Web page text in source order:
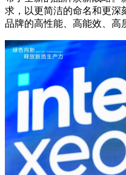
求，以更简洁的命名和更深
品牌的高性能、高能效、高